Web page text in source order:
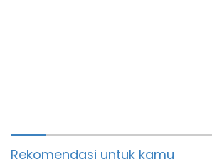
Rekomendasi untuk kamu